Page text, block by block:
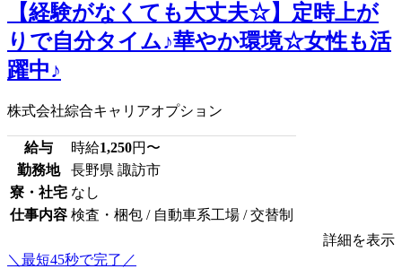
【経験がなくても大丈夫☆】定時上が
りで自分タイム♪華やか環境☆女性も活
躍中♪
株式会社綜合キャリアオプション
給与 時給1,250円〜
勤務地
長野県 諏訪市
寮・社宅 なし
仕事内容 検査・梱包 / 自動車系工場 / 交替制
詳細を表示
＼最短45秒で完了／